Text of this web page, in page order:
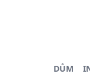
DŮM